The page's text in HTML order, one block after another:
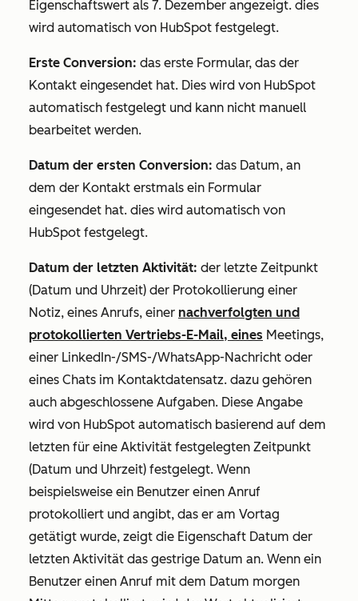
Eigenschaftswert als 7. Dezember angezeigt. dies
wird automatisch von HubSpot festgelegt.
Erste Conversion: das erste Formular, das der
Kontakt eingesendet hat. Dies wird von HubSpot
automatisch festgelegt und kann nicht manuell
bearbeitet werden.
Datum der ersten Conversion: das Datum, an
dem der Kontakt erstmals ein Formular
eingesendet hat. dies wird automatisch von
HubSpot festgelegt.
Datum der letzten Aktivität: der letzte Zeitpunkt
(Datum und Uhrzeit) der Protokollierung einer
Notiz, eines Anrufs, einer nachverfolgten und
protokollierten Vertriebs-E-Mail, eines Meetings,
einer LinkedIn-/SMS-/WhatsApp-Nachricht oder
eines Chats im Kontaktdatensatz. dazu gehören
auch abgeschlossene Aufgaben. Diese Angabe
wird von HubSpot automatisch basierend auf dem
letzten für eine Aktivität festgelegten Zeitpunkt
(Datum und Uhrzeit) festgelegt. Wenn
beispielsweise ein Benutzer einen Anruf
protokolliert und angibt, das er am Vortag
getätigt wurde, zeigt die Eigenschaft Datum der
letzten Aktivität das gestrige Datum an. Wenn ein
Benutzer einen Anruf mit dem Datum morgen